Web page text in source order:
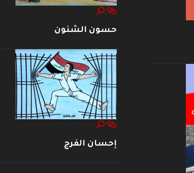
حسون الشنون
إحسان الفرج